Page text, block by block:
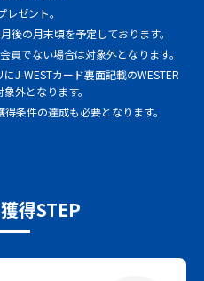
ゼント。
の月末頃を予定しております。
でない場合は対象外となります。
J-WESTカード裏面記載のWESTER
外となります。
条件の達成も必要となります。
得STEP